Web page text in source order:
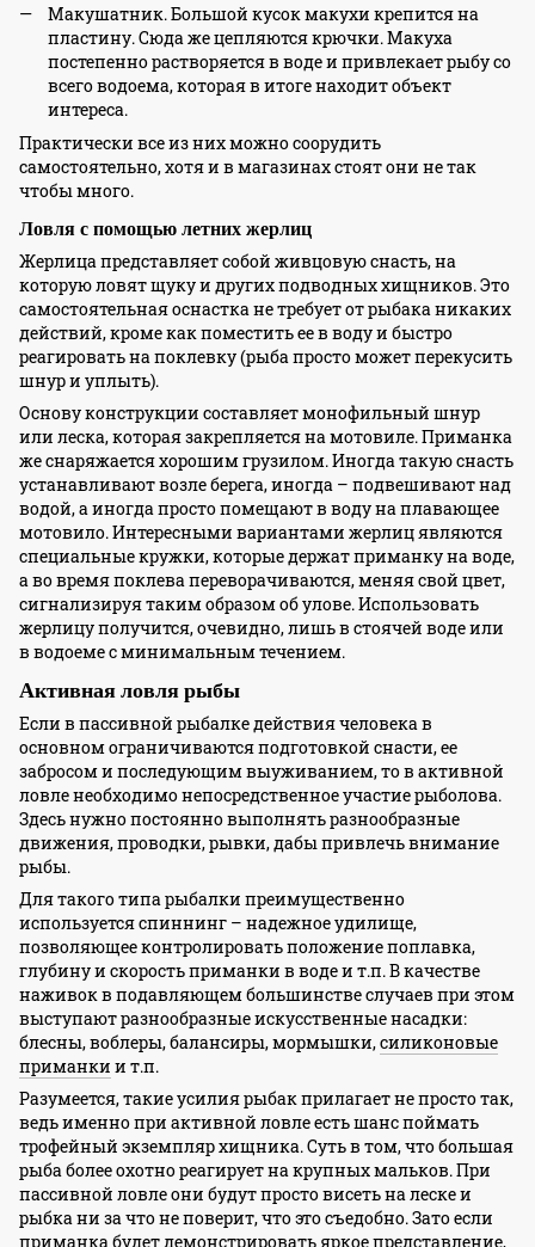
Макушатник. Большой кусок макухи крепится на
пластину. Сюда же цепляются крючки. Макуха
постепенно растворяется в воде и привлекает рыбу со
всего водоема, которая в итоге находит объект
интереса.
Практически все из них можно соорудить
самостоятельно, хотя и в магазинах стоят они не так
чтобы много.
Ловля с помощью летних жерлиц
Жерлица представляет собой живцовую снасть, на
которую ловят щуку и других подводных хищников. Это
самостоятельная оснастка не требует от рыбака никаких
действий, кроме как поместить ее в воду и быстро
реагировать на поклевку (рыба просто может перекусить
шнур и уплыть).
Основу конструкции составляет монофильный шнур
или леска, которая закрепляется на мотовиле. Приманка
же снаряжается хорошим грузилом. Иногда такую снасть
устанавливают возле берега, иногда – подвешивают над
водой, а иногда просто помещают в воду на плавающее
мотовило. Интересными вариантами жерлиц являются
специальные кружки, которые держат приманку на воде,
а во время поклева переворачиваются, меняя свой цвет,
сигнализируя таким образом об улове. Использовать
жерлицу получится, очевидно, лишь в стоячей воде или
в водоеме с минимальным течением.
Активная ловля рыбы
Если в пассивной рыбалке действия человека в
основном ограничиваются подготовкой снасти, ее
забросом и последующим выуживанием, то в активной
ловле необходимо непосредственное участие рыболова.
Здесь нужно постоянно выполнять разнообразные
движения, проводки, рывки, дабы привлечь внимание
рыбы.
Для такого типа рыбалки преимущественно
используется спиннинг – надежное удилище,
позволяющее контролировать положение поплавка,
глубину и скорость приманки в воде и т.п. В качестве
наживок в подавляющем большинстве случаев при этом
выступают разнообразные искусственные насадки:
блесны, воблеры, балансиры, мормышки,силиконовые
приманки и т.п.
Разумеется, такие усилия рыбак прилагает не просто так,
ведь именно при активной ловле есть шанс поймать
трофейный экземпляр хищника. Суть в том, что большая
рыба более охотно реагирует на крупных мальков. При
пассивной ловле они будут просто висеть на леске и
рыбка ни за что не поверит, что это съедобно. Зато если
приманка будет демонстрировать яркое представление,